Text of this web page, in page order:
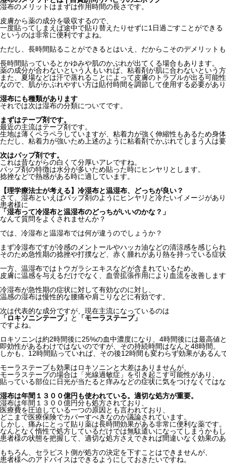
湿布のメリットはまずは作用時間の長さです。
皮膚から薬の成分を吸収するので、
一度貼ってしまえば途中で貼り替えたりせずに1日過ごすことができる
というのは非常に便利ですよね。
ただし、長時間貼ることができるとはいえ、だからこそのデメリット
長時間貼っているとかゆみや肌のかぶれが出てくる場合もあります。
薬の成分が合わないという人もいれば、粘着剤が肌に合わないという
また、夏場などは汗で蒸れることによって皮膚のトラブルが出る可能
なので、肌がかぶれやすい方は貼付時間を調節して使用する必要があ
湿布にも種類があります
それでは次は湿布の分類についてです。
まずはテープ剤です。
最近の主流はテープ剤です。
生地は薄くペラペラしていますが、粘着力が強く伸縮性もあるため身
ただし、粘着力が強いため上述のように粘着剤でかぶれてしまう人は
次はパップ剤です。
これは昔ながらの白くて分厚いアレですね。
パップ剤の特徴は水分が多いため貼った時にヒンヤリとします。
捻挫などで熱感がある時に適しています。
【理学療法士が考える】冷湿布と温湿布、どっちが良い？
さて、湿布といえばパップ剤のようにヒンヤリと冷たいイメージがあ
患者様に
「湿布って冷湿布と温湿布のどっちがいいのかな？」
なんて質問をよくされませんか？
では、冷湿布と温湿布では何が違うのでしょうか？
まず冷湿布ですが冷感のメントールやハッカ油などの清涼感を感じら
そのため急性期の捻挫や打撲など、赤く腫れがあり熱を持っている症
一方、温湿布ではトウガラシエキスなどが含まれているため、
皮膚に温感を与えるだけでなく、血管拡張作用により血流を改善しま
冷湿布が急性期の症状に対して有効なのに対し、
温感の湿布は慢性的な腰痛や肩こりなどに有効です。
次は代表的な成分ですが、現在主流になっているのは
「ロキソニンテープ」 と
「モーラステープ」
ですよね。
ロキソニンは約2時間後に25%の血中濃度になり、4時間後には最高値
即効性があるわけではないのですが、その持続時間はなんと48時間。
しかも、12時間貼っていれば、その後12時間も変わらず効果があるん
モーラステープも効果はロキソニンと大差はありませんが、
モーラステープの場合は「光線過敏症」を引き起こす可能性があり、
貼っている部位に日光が当たると痒みなどの症状に気をつけなくては
湿布は年間１３００億円も使われている。適切な処方が重要。
湿布は年間１３００億円分も処方されており、
医療費を圧迫している一つの原因とも言われており、
どこまで医療保険でカバーすべきなのか議論されています。
しかし、痛みにとって貼り薬は長時間効果がある非常に便利な薬です。
なんとなく惰性で処方しているだけでは無駄遣いになってしまうかも
患者様の状態を把握して、適切な処方さえできれば間違いなく効果の
もちろん、セラピスト側が処方の決定を下すことはできませんが、
患者様へのアドバイスはできるようにしておきたいですね。